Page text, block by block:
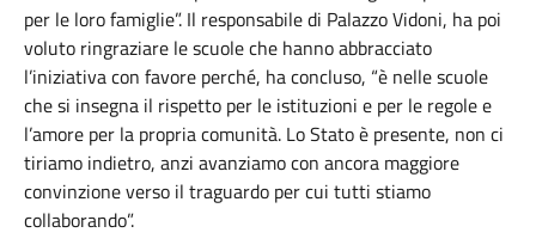
per le loro famiglie”. Il responsabile di Palazzo Vidoni, ha poi
voluto ringraziare le scuole che hanno abbracciato
l’iniziativa con favore perché, ha concluso, “è nelle scuole
che si insegna il rispetto per le istituzioni e per le regole e
l’amore per la propria comunità. Lo Stato è presente, non ci
tiriamo indietro, anzi avanziamo con ancora maggiore
convinzione verso il traguardo per cui tutti stiamo
collaborando”.